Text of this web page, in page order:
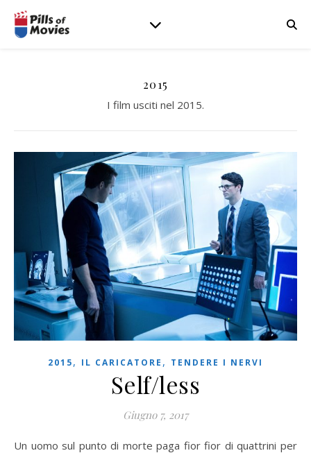
2015
I film usciti nel 2015.
2015, IL CARICATORE , TENDERE I NERVI
Self/less
Giugno 7, 2017
Un uomo sul punto di morte paga fior fior di quattrini per